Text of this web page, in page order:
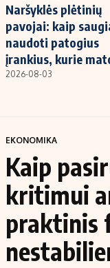
Naršyklės plėtinių
pavojai: kaip
naudoti patogius
įrankius, kurie
2026-08-03
EKONOMIKA
Kaip
kritimui
praktinis